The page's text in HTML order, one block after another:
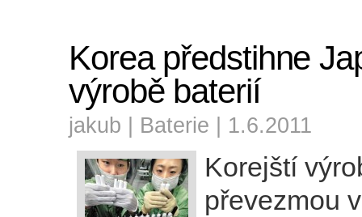
Korea předstihne
výrobě baterií
jakub | Baterie | 1.6.2011
Korejští
převezmou